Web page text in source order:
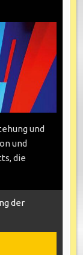
und
und
die
der